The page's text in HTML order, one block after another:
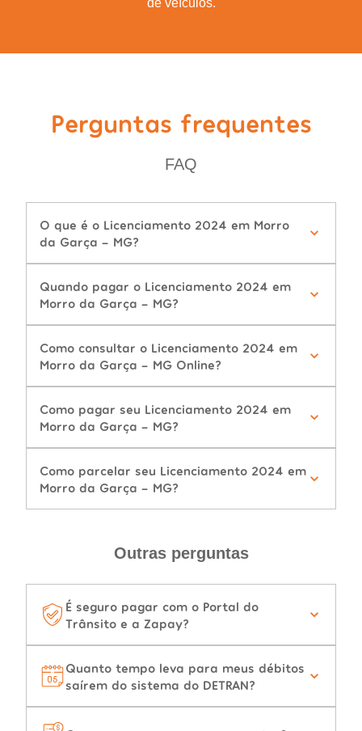
de veículos.
Perguntas frequentes
FAQ
O que é o Licenciamento 2024 em Morro
da Garça - MG?
Quando pagar o Licenciamento 2024 em
Morro da Garça - MG?
Como consultar o Licenciamento 2024 em
Morro da Garça - MG Online?
Como pagar seu Licenciamento 2024 em
Morro da Garça - MG?
Como parcelar seu Licenciamento 2024 em
Morro da Garça - MG?
Outras perguntas
É seguro pagar com o Portal do
Trânsito e a Zapay?
Quanto tempo leva para meus débitos
saírem do sistema do DETRAN?